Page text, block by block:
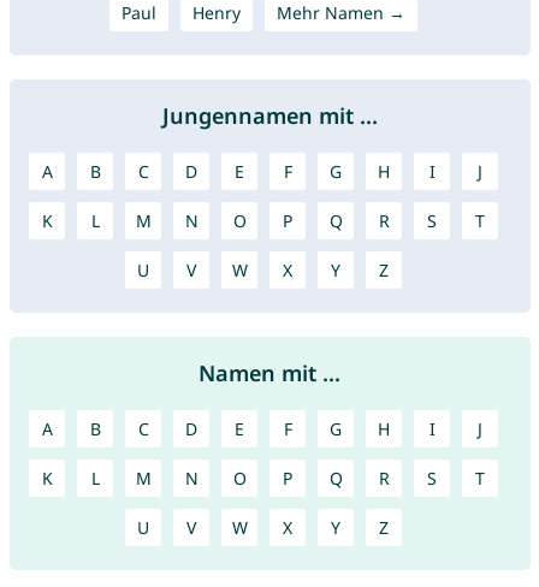
Paul Henry Mehr Namen →
Jungennamen mit ...
A B C D E F G H I J
K L M N O P Q R S T
U V W X Y Z
Namen mit ...
A B C D E F G H I J
K L M N O P Q R S T
U V W X Y Z